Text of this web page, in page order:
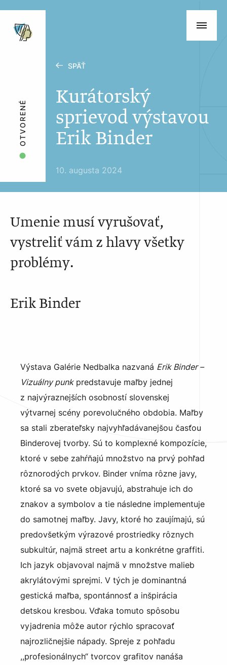
SPÄŤ
Kurátorský
sprievod výstavou
Erik Binder
10. augusta 2024
OTVORENÉ
Umenie musí vyrušovať,
vystreliť vám z hlavy všetky
problémy.
Erik Binder
Výstava Galérie Nedbalka nazvaná Erik Binder –
Vizuálny punkpredstavuje maľby jednej
z najvýraznejších osobností slovenskej
výtvarnej scény porevolučného obdobia. Maľby
sa stali zberateľsky najvyhľadávanejšou časťou
Binderovej tvorby. Sú to komplexné kompozície,
ktoré v sebe zahŕňajú množstvo na prvý pohľad
rôznorodých prvkov. Binder vníma rôzne javy,
ktoré sa vo svete objavujú, abstrahuje ich do
znakov a symbolov a tie následne implementuje
do samotnej maľby. Javy, ktoré ho zaujímajú, sú
predovšetkým výrazové prostriedky rôznych
subkultúr, najmä street artu a konkrétne graffiti.
Ich jazyk objavoval najmä v množstve malieb
akrylátovými sprejmi. V tých je dominantná
gestická maľba, spontánnosť a inšpirácia
detskou kresbou. Vďaka tomuto spôsobu
vyjadrenia môže autor rýchlo spracovať
najrozličnejšie nápady. Spreje z pohľadu
,,profesionálnych“ tvorcov grafitov nanáša